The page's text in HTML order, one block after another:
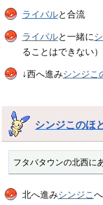
ライバルと合流
ライバルと一緒に
ることはできない）
↓西へ進みシンジこ
シンジこのほ
フタバタウンの北西に
北へ進みシンジこ へ